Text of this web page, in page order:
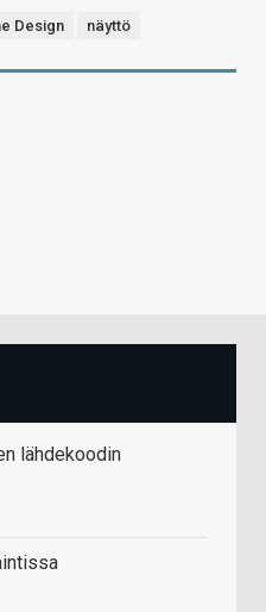
Design näyttö
lähdekoodin